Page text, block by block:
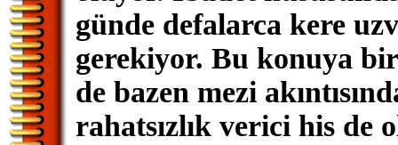
günde defalarca kere
gerekiyor. Bu konuya
de bazen mezi
rahatsızlık verici his de